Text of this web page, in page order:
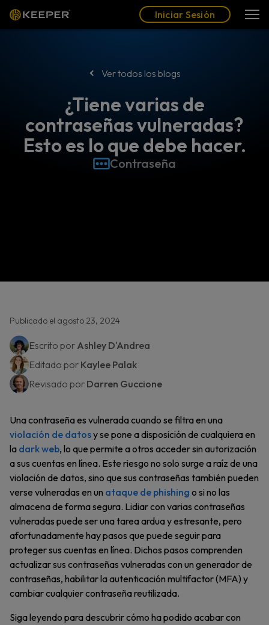
Iniciar Sesión
Ver todos los blogs
¿Tiene varias de
contraseñas vulneradas?
Esto es lo que debe hacer.
Contraseña
Publicado el agosto 23, 2024
Escrito por Ashley D'Andrea
Editado por Kaylee Palak
Revisado por Darren Guccione
Una contraseña es vulnerada cuando se filtra en una
violación de datosy se pone a disposición de cualquiera en
la dark web, lo que permite a otros acceder sin autorización
a sus cuentas en línea. Este riesgo no solo surge a raíz de una
violación de datos, sino que sus contraseñas también pueden
verse vulneradas en un ataque de phishing o si no las
almacena de forma segura. Lidiar con varias contraseñas
vulneradas puede ser una tarea ardua y estresante, pero
afortunadamente hay pasos que puede seguir para
proteger sus cuentas en línea. Dichos pasos comprenden
actualizar sus contraseñas vulneradas con un generador de
contraseñas, habilitar la autenticación multifactor (MFA) y
cambiar cualquier contraseña reutilizada.
Siga leyendo para descubrir cómo ha podido acabar con